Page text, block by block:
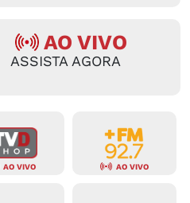
AO VIVO
ASSISTA AGORA
AO VIVO AO VIVO